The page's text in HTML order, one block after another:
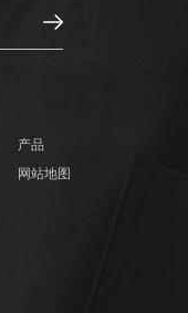
产品
网站地图